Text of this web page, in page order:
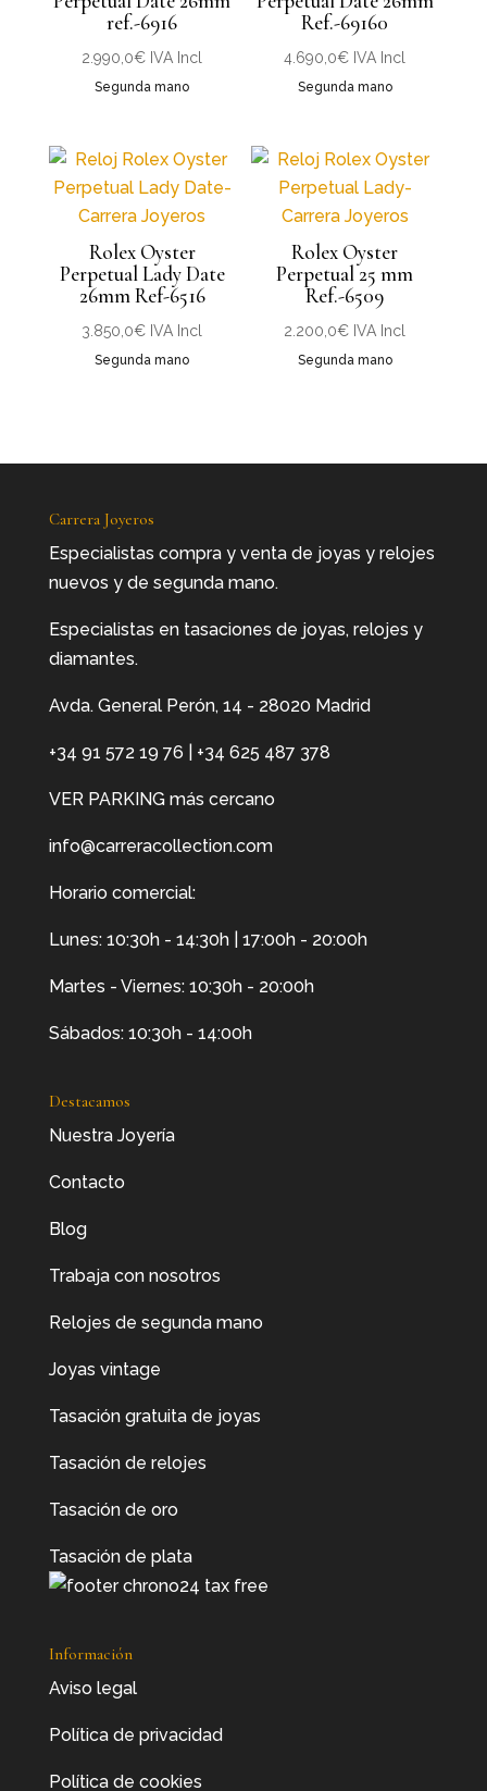
ref.-6916
2.990,0€ IVA Incl
Segunda mano
Ref.-69160
4.690,0€ IVA Incl
Segunda mano
Rolex Oyster
Perpetual Lady Date
26mm Ref-6516
3.850,0€ IVA Incl
Segunda mano
Rolex Oyster
Perpetual 25 mm
Ref.-6509
2.200,0€ IVA Incl
Segunda mano
Carrera Joyeros
Especialistas compra y venta de joyas y relojes
nuevos y de segunda mano.
Especialistas en tasaciones de joyas, relojes y
diamantes.
Avda. General Perón, 14 - 28020 Madrid
+34 91 572 19 76 +34 625 487 378
VER PARKING más cercano
info@carreracollection.com
Horario comercial:
Lunes: 10:30h - 14:30h | 17:00h - 20:00h
Martes - Viernes: 10:30h - 20:00h
Sábados: 10:30h - 14:00h
Destacamos
Nuestra Joyería
Contacto
Blog
Trabaja con nosotros
Relojes de segunda mano
Joyas vintage
Tasación gratuita de joyas
Tasación de relojes
Tasación de oro
Tasación de plata
Información
Aviso legal
Política de privacidad
Política de cookies